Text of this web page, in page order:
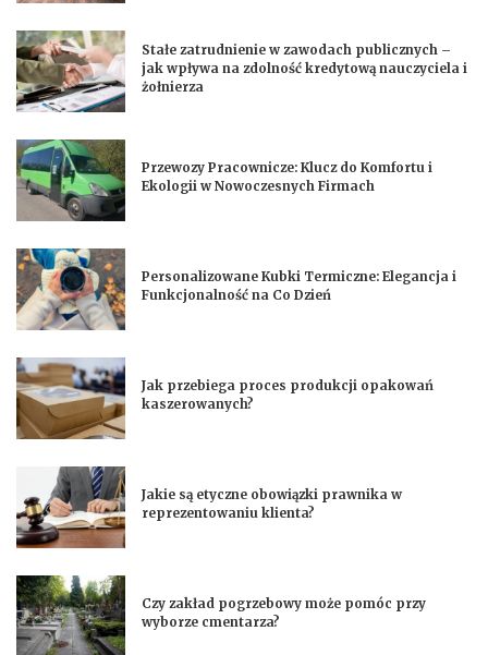
Stałe zatrudnienie w zawodach publicznych –
jak wpływa na zdolność kredytową nauczyciela i
żołnierza
Przewozy Pracownicze: Klucz do Komfortu i
Ekologii w Nowoczesnych Firmach
Personalizowane Kubki Termiczne: Elegancja i
Funkcjonalność na Co Dzień
Jak przebiega proces produkcji opakowań
kaszerowanych?
Jakie są etyczne obowiązki prawnika w
reprezentowaniu klienta?
Czy zakład pogrzebowy może pomóc przy
wyborze cmentarza?